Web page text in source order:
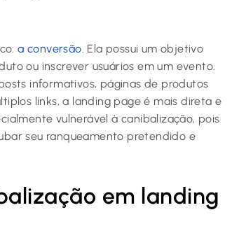
a conversão. Ela possui um objetivo
ou inscrever usuários em um evento.
informativos, páginas de produtos
links, a landing page é mais direta e
vulnerável à canibalização, pois
seu ranqueamento pretendido e
em landing